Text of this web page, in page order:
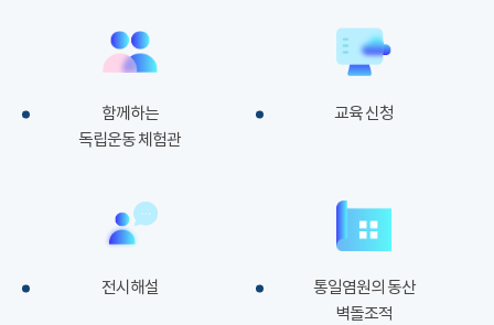
함께하는
독립운동 체험관
교육 신청
전시해설
통일염원의 동산
벽돌조적